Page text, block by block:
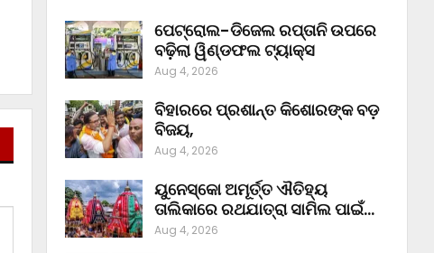
ପେଟ୍ରୋଲ-ଡିଜେଲ ରପ୍ତାନି ଉପରେ
ବଢ଼ିଲା ୱିଣ୍ଡଫଲ ଟ୍ୟାକ୍ସ
Aug 4, 2026
ବିହାରରେ ପ୍ରଶାନ୍ତ କିଶୋରଙ୍କ ବଡ଼
ବିଜୟ,
Aug 4, 2026
ୟୁନେସ୍କୋ ଅମୂର୍ତ୍ତ ଐତିହ୍ୟ
ତାଲିକାରେ ରଥଯାତ୍ରା ସାମିଲ ପାଇଁ…
Aug 4, 2026